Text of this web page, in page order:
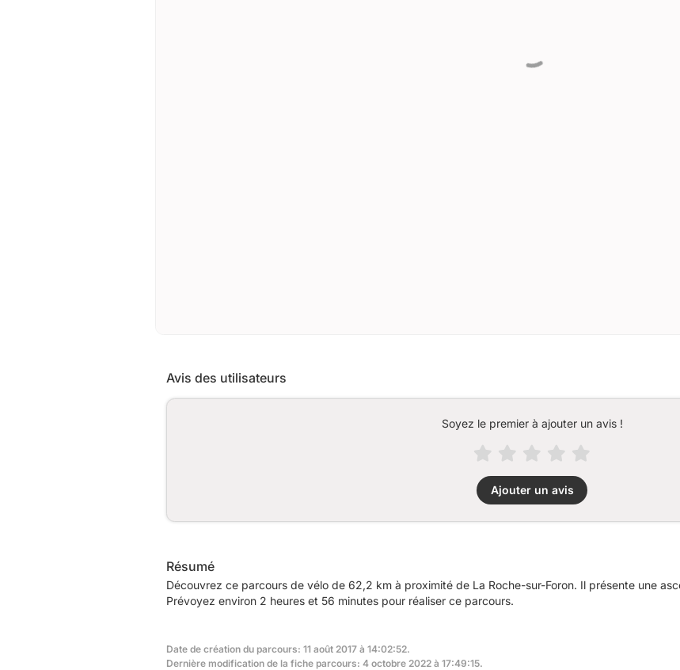
Avis des utilisateurs
Soyez le premier à ajouter un avis !
Ajouter un avis
Résumé
Découvrez ce parcours de vélo de 62,2 km à proximité de La Roche-sur-Foron. Il présente une
Prévoyez environ 2 heures et 56 minutes pour réaliser ce parcours.
Date de création du parcours: 11 août 2017 à 14:02:52.
Dernière modification de la fiche parcours: 4 octobre 2022 à 17:49:15.